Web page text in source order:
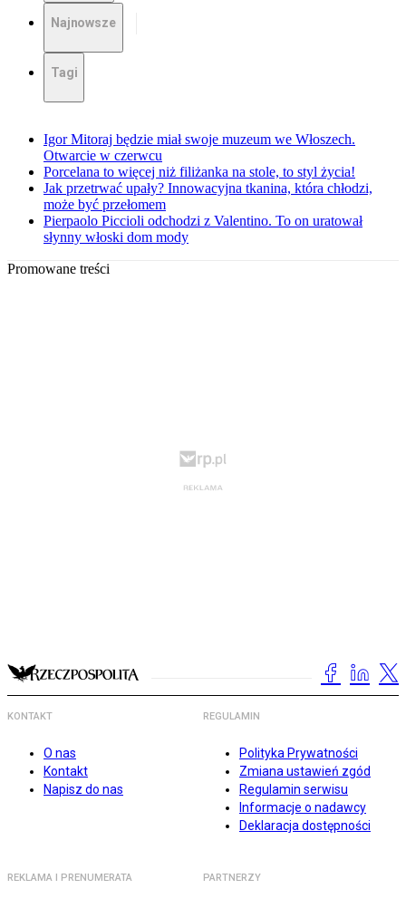
Najnowsze
Tagi
Igor Mitoraj będzie miał swoje muzeum we Włoszech.
Otwarcie w czerwcu
Porcelana to więcej niż filiżanka na stole, to styl życia!
Jak przetrwać upały? Innowacyjna tkanina, która chłodzi,
może być przełomem
Pierpaolo Piccioli odchodzi z Valentino. To on uratował
słynny włoski dom mody
Promowane treści
KONTAKT
O nas
Kontakt
Napisz do nas
REGULAMIN
Polityka Prywatności
Zmiana ustawień zgód
Regulamin serwisu
Informacje o nadawcy
Deklaracja dostępności
REKLAMA I PRENUMERATA PARTNERZY